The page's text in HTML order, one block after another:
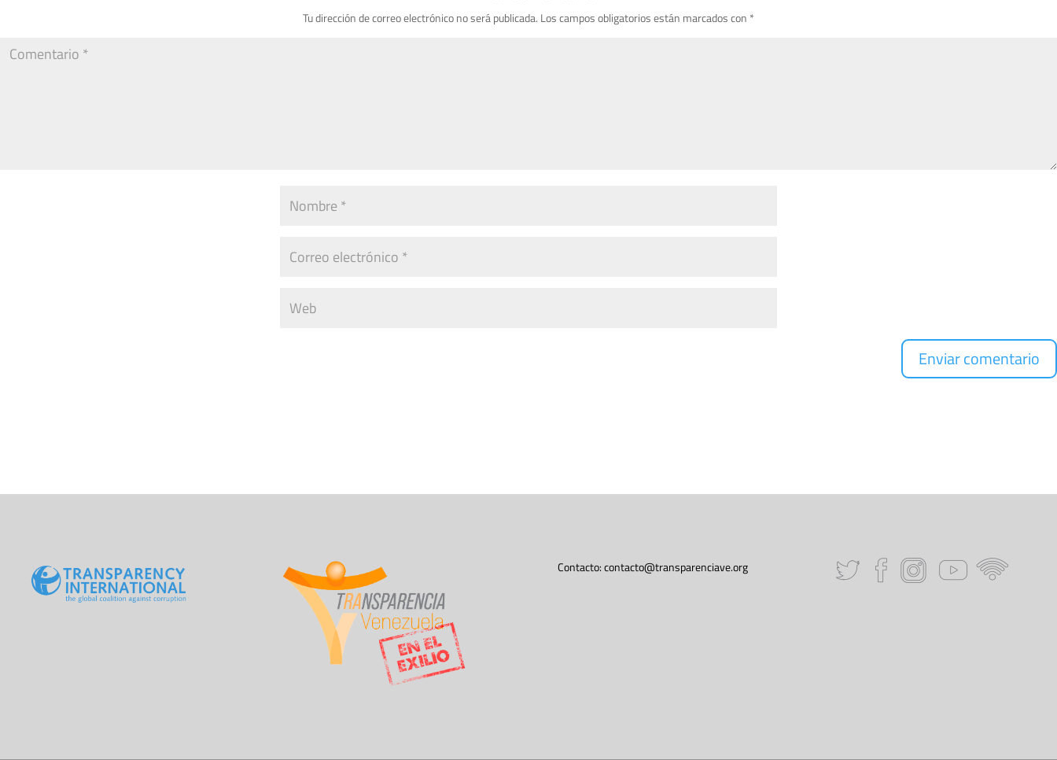
Tu dirección de correo electrónico no será publicada. Los campos obligatorios están marcados con *
Contacto:contacto@transparenciave.org